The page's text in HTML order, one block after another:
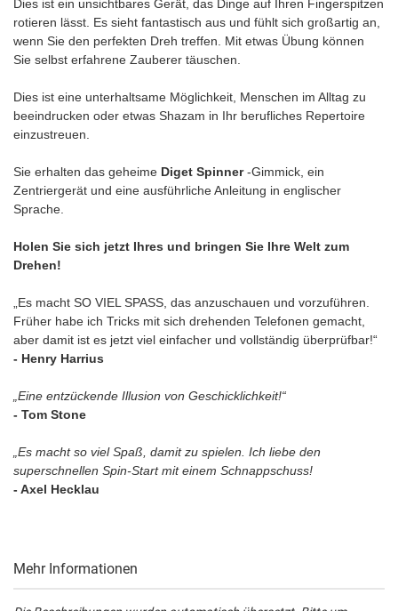
Dies ist ein unsichtbares Gerät, das Dinge auf Ihren Fingerspitzen
rotieren lässt. Es sieht fantastisch aus und fühlt sich großartig an,
wenn Sie den perfekten Dreh treffen. Mit etwas Übung können
Sie selbst erfahrene Zauberer täuschen.
Dies ist eine unterhaltsame Möglichkeit, Menschen im Alltag zu
beeindrucken oder etwas Shazam in Ihr berufliches Repertoire
einzustreuen.
Sie erhalten das geheime Diget Spinner-Gimmick, ein
Zentriergerät und eine ausführliche Anleitung in englischer
Sprache.
Holen Sie sich jetzt Ihres und bringen Sie Ihre Welt zum
Drehen!
„Es macht SO VIEL SPASS, das anzuschauen und vorzuführen.
Früher habe ich Tricks mit sich drehenden Telefonen gemacht,
aber damit ist es jetzt viel einfacher und vollständig überprüfbar!“
- Henry Harrius
„Eine entzückende Illusion von Geschicklichkeit!“
- Tom Stone
„Es macht so viel Spaß, damit zu spielen. Ich liebe den
superschnellen Spin-Start mit einem Schnappschuss!
- Axel Hecklau
Mehr Informationen